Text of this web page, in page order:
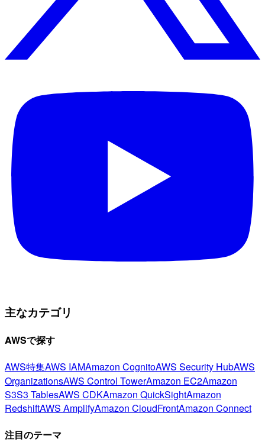
主なカテゴリ
AWSで探す
AWS特集AWS IAMAmazon CognitoAWS Security HubAWS
OrganizationsAWS Control TowerAmazon EC2Amazon
S3S3 TablesAWS CDKAmazon QuickSightAmazon
RedshiftAWS AmplifyAmazon CloudFrontAmazon Connect
注目のテーマ